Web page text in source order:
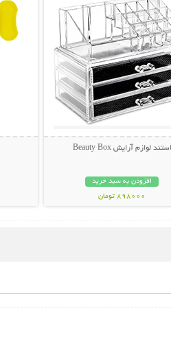
استند لوازم آرایش Beauty Box
افزودن به سبد خرید
898000 تومان